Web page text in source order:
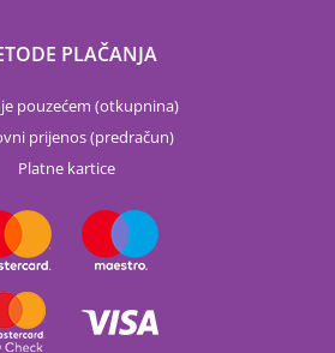
PLAČANJA
pouzećem (otkupnina)
prijenos (predračun)
Platne kartice